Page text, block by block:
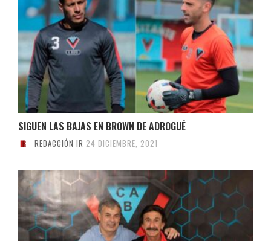
SIGUEN LAS BAJAS EN BROWN DE ADROGUÉ
REDACCIÓN IR 24 DICIEMBRE, 2021